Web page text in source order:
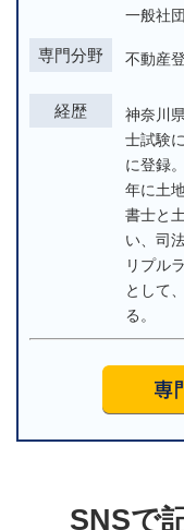
一般社
専門分野 不動産
経歴
神奈川
士試験
に登録
年に土
書士と
い、司
リプル
として
る。